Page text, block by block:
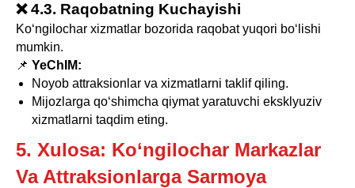
❌ 4.3. Raqobatning Kuchayishi
Ko‘ngilochar xizmatlar bozorida raqobat yuqori bo‘lishi
mumkin.
📌 YeChIM:
Noyob attraksionlar va xizmatlarni taklif qiling.
Mijozlarga qo‘shimcha qiymat yaratuvchi eksklyuziv
xizmatlarni taqdim eting.
5. Xulosa: Ko‘ngilochar Markazlar
Va Attraksionlarga Sarmoya